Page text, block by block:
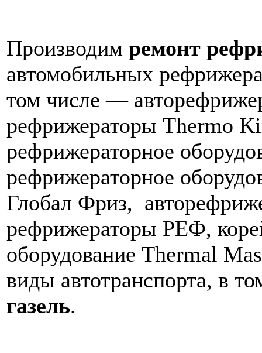
Производим ремонт
автомобильных
том числе —
рефрижераторы Thermo
рефрижераторное
рефрижераторное
Глобал Фриз,
рефрижераторы РЕФ,
оборудование Thermal
виды автотранспорта, в
газель.